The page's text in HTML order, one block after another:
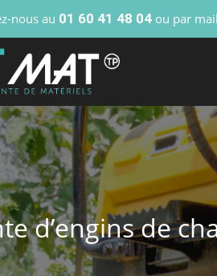
nous au 01 60 41 48 04 ou par
d’engins de